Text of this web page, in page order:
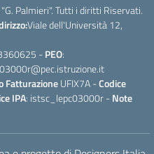
Palmieri". Tutti i diritti Riservati.
Viale dell'Università 12,
- PEO:
FatturazioneUFIX7A -Codice
IPA: istsc_lepc03000r - Note